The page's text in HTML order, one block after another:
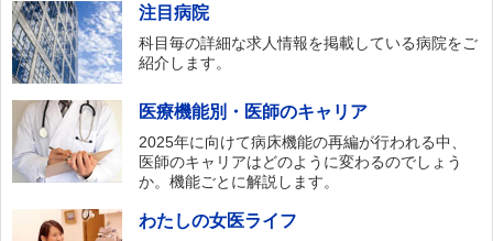
注目病院
科目毎の詳細な求人情報を掲載している病院をご
紹介します。
医療機能別・医師のキャリア
2025年に向けて病床機能の再編が行われる中、
医師のキャリアはどのように変わるのでしょう
か。機能ごとに解説します。
わたしの女医ライフ